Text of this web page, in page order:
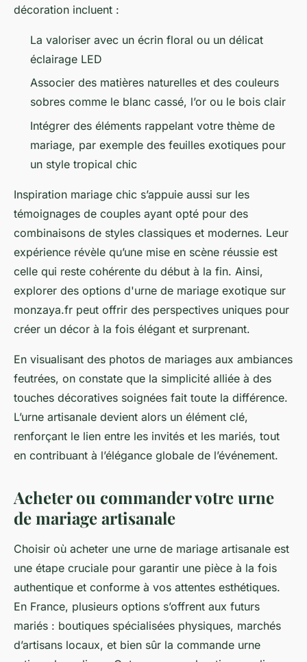
décoration incluent :
La valoriser avec un écrin floral ou un délicat
éclairage LED
Associer des matières naturelles et des couleurs
sobres comme le blanc cassé, l’or ou le bois clair
Intégrer des éléments rappelant votre thème de
mariage, par exemple des feuilles exotiques pour
un style tropical chic
Inspiration mariage chic s’appuie aussi sur les
témoignages de couples ayant opté pour des
combinaisons de styles classiques et modernes. Leur
expérience révèle qu’une mise en scène réussie est
celle qui reste cohérente du début à la fin. Ainsi,
explorer des options d'urne de mariage exotique sur
monzaya.fr peut offrir des perspectives uniques pour
créer un décor à la fois élégant et surprenant.
En visualisant des photos de mariages aux ambiances
feutrées, on constate que la simplicité alliée à des
touches décoratives soignées fait toute la différence.
L’urne artisanale devient alors un élément clé,
renforçant le lien entre les invités et les mariés, tout
en contribuant à l’élégance globale de l’événement.
Acheter ou commander votre urne
de mariage artisanale
Choisir où acheter une urne de mariage artisanale est
une étape cruciale pour garantir une pièce à la fois
authentique et conforme à vos attentes esthétiques.
En France, plusieurs options s’offrent aux futurs
mariés : boutiques spécialisées physiques, marchés
d’artisans locaux, et bien sûr la commande urne